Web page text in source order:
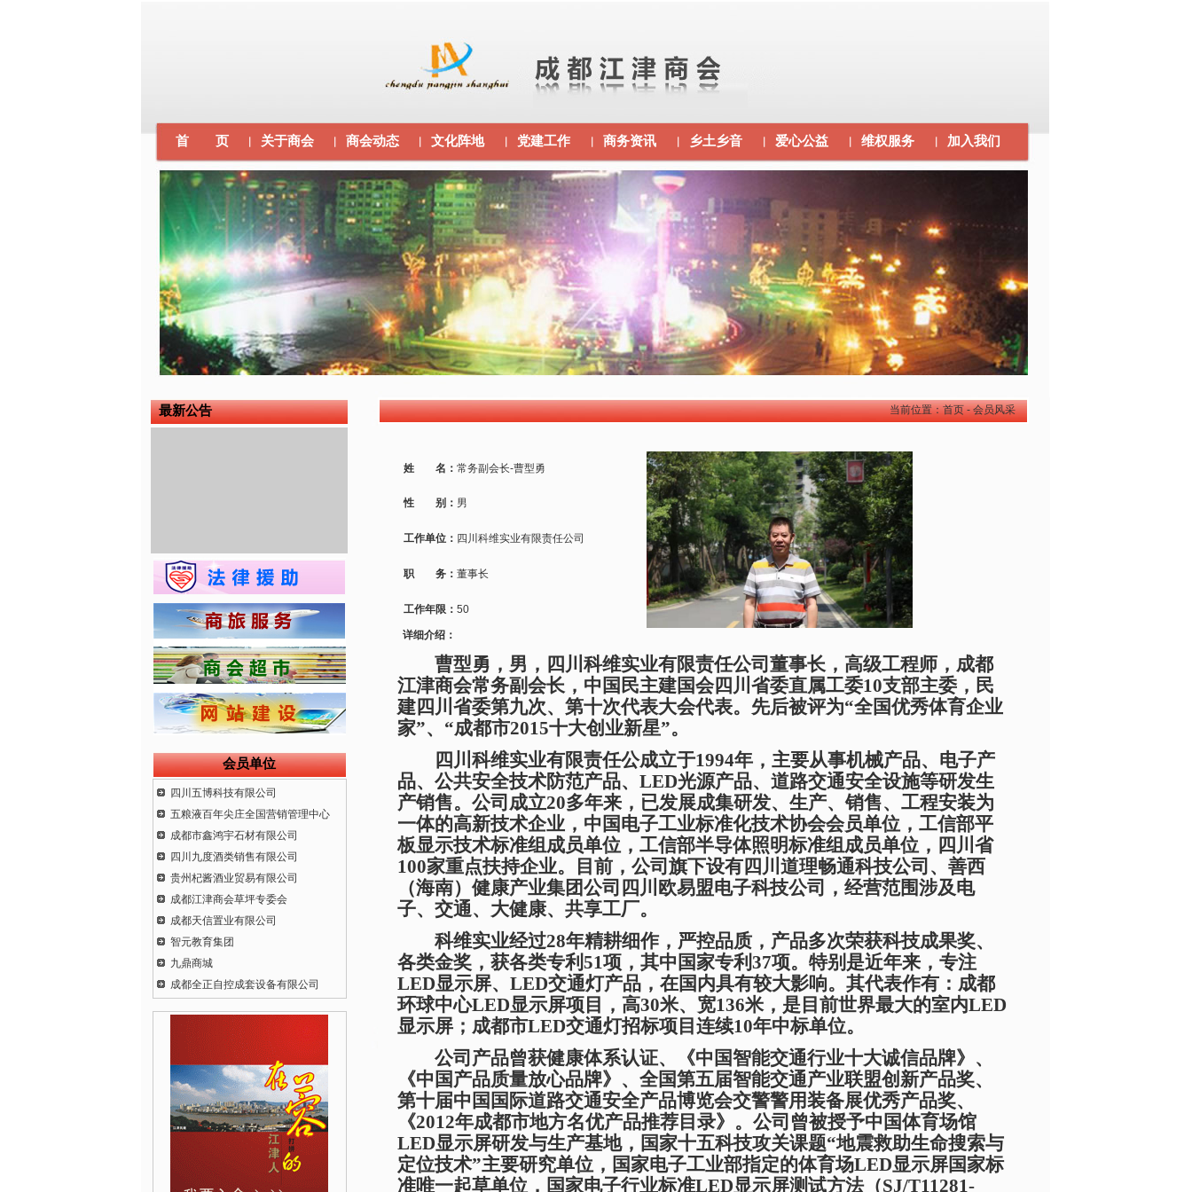
首 页 ｜ 关于商会 ｜ 商会动态 ｜ 文化阵地 ｜ 党建工作 ｜ 商务资讯 ｜ 乡土乡音 ｜ 爱心公益 ｜ 维权服务 ｜ 加入我们
最新公告
会员单位
四川五博科技有限公司
五粮液百年尖庄全国营销管理中心
成都市鑫鸿宇石材有限公司
四川九度酒类销售有限公司
贵州杞酱酒业贸易有限公司
成都江津商会草坪专委会
成都天信置业有限公司
智元教育集团
九鼎商城
成都全正自控成套设备有限公司
当前位置：首页-会员风采
姓 名： 常务副会长-曹型勇
性 别： 男
工作单位： 四川科维实业有限责任公司
职 务： 董事长
工作年限： 50
详细介绍：
曹型勇，男，四川科维实业有限责任公司董事长，高级工程师，成都
江津商会常务副会长，中国民主建国会四川省委直属工委10支部主委，民
建四川省委第九次、第十次代表大会代表。先后被评为“全国优秀体育企业
家”、“成都市2015十大创业新星”。
四川科维实业有限责任公成立于1994年，主要从事机械产品、电子产
品、公共安全技术防范产品、LED光源产品、道路交通安全设施等研发生
产销售。公司成立20多年来，已发展成集研发、生产、销售、工程安装为
一体的高新技术企业，中国电子工业标准化技术协会会员单位，工信部平
板显示技术标准组成员单位，工信部半导体照明标准组成员单位，四川省
100家重点扶持企业。目前，公司旗下设有四川道理畅通科技公司、善西
（海南）健康产业集团公司四川欧易盟电子科技公司，经营范围涉及电
子、交通、大健康、共享工厂。
科维实业经过28年精耕细作，严控品质，产品多次荣获科技成果奖、
各类金奖，获各类专利51项，其中国家专利37项。特别是近年来，专注
LED显示屏、LED交通灯产品，在国内具有较大影响。其代表作有：成都
环球中心LED显示屏项目，高30米、宽136米，是目前世界最大的室内LED
显示屏；成都市LED交通灯招标项目连续10年中标单位。
公司产品曾获健康体系认证、《中国智能交通行业十大诚信品牌》、
《中国产品质量放心品牌》、全国第五届智能交通产业联盟创新产品奖、
第十届中国国际道路交通安全产品博览会交警警用装备展优秀产品奖、
《2012年成都市地方名优产品推荐目录》。公司曾被授予中国体育场馆
LED显示屏研发与生产基地，国家十五科技攻关课题“地震救助生命搜索与
定位技术”主要研究单位，国家电子工业部指定的体育场LED显示屏国家标
准唯一起草单位，国家电子行业标准LED显示屏测试方法（SJ/T11281-